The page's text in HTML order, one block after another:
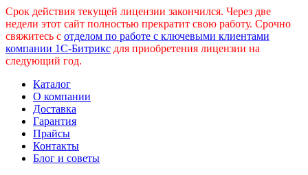
Срок действия текущей лицензии закончился. Через две
недели этот сайт полностью прекратит свою работу. Срочно
свяжитесь с отделом по работе с ключевыми клиентами
компании 1С-Битрикс для приобретения лицензии на
следующий год.
Каталог
О компании
Доставка
Гарантия
Прайсы
Контакты
Блог и советы